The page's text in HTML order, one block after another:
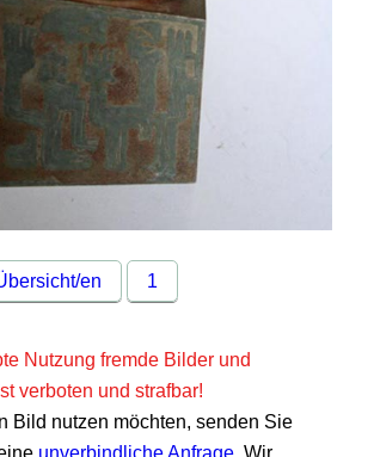
en 1
Nutzung fremde Bilder und
verboten und strafbar!
Bild nutzen möchten, senden Sie